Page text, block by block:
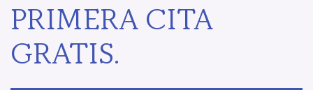
PRIMERA CITA
GRATIS.